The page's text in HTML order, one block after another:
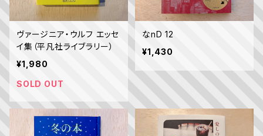
ヴァージニア・ウルフ エッセ
イ集（平凡社ライブラリー）
¥1,980
SOLD OUT
なnD 12
¥1,430